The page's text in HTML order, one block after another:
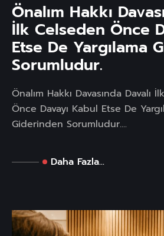
Önalım Hakkı
İlk Celseden Önce
Etse De Yargılama
Sorumludur.
Önalım Hakkı Davasında Davalı
Önce Davayı Kabul Etse De
Giderinden Sorumludur....
Daha Fazla...